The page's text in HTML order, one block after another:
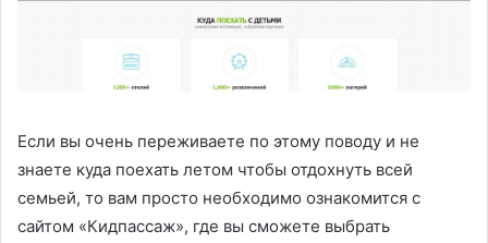
Если вы очень переживаете по этому поводу и не
знаете куда поехать летом чтобы отдохнуть всей
семьей, то вам просто необходимо ознакомится с
сайтом «Кидпассаж», где вы сможете выбрать